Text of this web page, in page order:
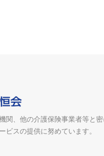
関、他の介護保険事業者等と
ビスの提供に努めています。